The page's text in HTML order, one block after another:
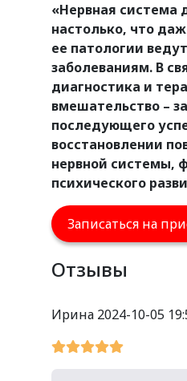
«Нервная система
настолько, что
ее патологии
заболеваниям. В
диагностика и
вмешательство –
последующего
восстановлении
нервной системы,
психического
Записаться на
Отзывы
Ирина 2024-10-05